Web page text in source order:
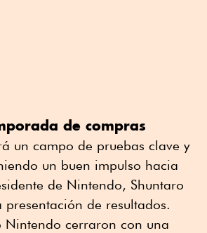
de compras
un campo de pruebas clave y
un buen impulso hacia
de Nintendo, Shuntaro
presentación de resultados.
Nintendo cerraron con una